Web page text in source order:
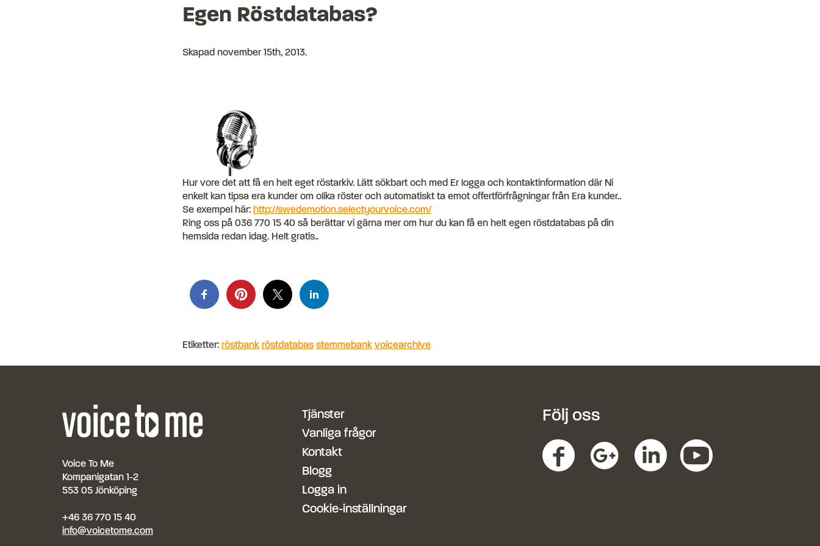
Egen Röstdatabas?
Skapad november 15th, 2013.
Hur vore det att få en helt eget röstarkiv. Lätt sökbart och med Er logga och kontaktinformation där Ni
enkelt kan tipsa era kunder om olika röster och automatiskt ta emot offertförfrågningar från Era kunder..
Se exempel här: http://swedemotion.selectyourvoice.com/
Ring oss på 036 770 15 40 så berättar vi gärna mer om hur du kan få en helt egen röstdatabas på din
hemsida redan idag. Helt gratis..
Etiketter: röstbank röstdatabas stemmebank voicearchive
Voice To Me
Kompanigatan 1-2
553 05 Jönköping
+46 36 770 15 40
info@voicetome.com
Tjänster
Vanliga frågor
Kontakt
Blogg
Logga in
Cookie-inställningar
Följ oss